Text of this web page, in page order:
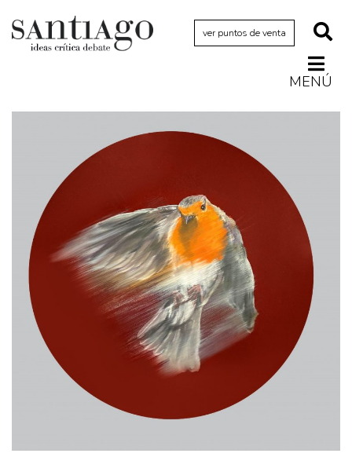
ver puntos de venta
MENÚ
Archivo Cenfoto-UDP
Arquetipos de situación
Artes visuales
Ciencia
Cine y televisión
Ciudad
Cómics
Críticas
Cultura
Diccionario portátil de la literatura chilena
Gran reserva